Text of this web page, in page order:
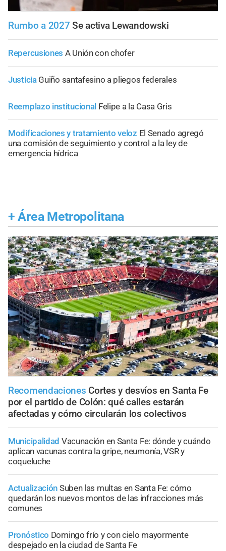
Rumbo a 2027 Se activa Lewandowski
Repercusiones A Unión con chofer
Justicia Guiño santafesino a pliegos federales
Reemplazo institucional Felipe a la Casa Gris
Modificaciones y tratamiento veloz El Senado agregó
una comisión de seguimiento y control a la ley de
emergencia hídrica
+ Área Metropolitana
Recomendaciones Cortes y desvíos en Santa Fe
por el partido de Colón: qué calles estarán
afectadas y cómo circularán los colectivos
Municipalidad Vacunación en Santa Fe: dónde y cuándo
aplican vacunas contra la gripe, neumonía, VSR y
coqueluche
Actualización Suben las multas en Santa Fe: cómo
quedarán los nuevos montos de las infracciones más
comunes
Pronóstico Domingo frío y con cielo mayormente
despejado en la ciudad de Santa Fe